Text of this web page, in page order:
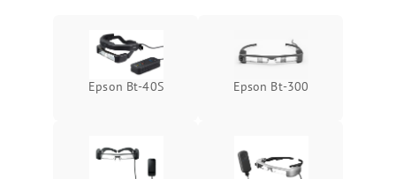
перенапряжения
Подробнее →
Повреждение системы
защиты от перегрузок
Подробнее →
Epson Bt-40S Epson Bt-300